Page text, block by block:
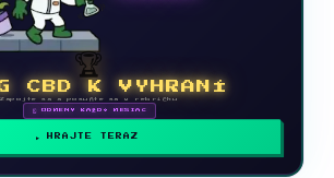
🏆
CBD K VYHRANÍ
Zapojte sa a posuňte sa v rebríčku
🗓 ODMENY KAŽDÝ MESIAC
HRAJTE TERAZ